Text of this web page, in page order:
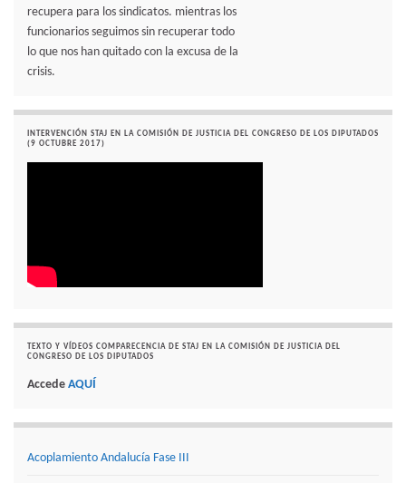
recupera para los sindicatos. mientras los
funcionarios seguimos sin recuperar todo
lo que nos han quitado con la excusa de la
crisis.
INTERVENCIÓN STAJ EN LA COMISIÓN DE JUSTICIA DEL CONGRESO DE LOS DIPUTADOS
(9 OCTUBRE 2017)
TEXTO Y VÍDEOS COMPARECENCIA DE STAJ EN LA COMISIÓN DE JUSTICIA DEL
CONGRESO DE LOS DIPUTADOS
Accede AQUÍ
Acoplamiento Andalucía Fase III